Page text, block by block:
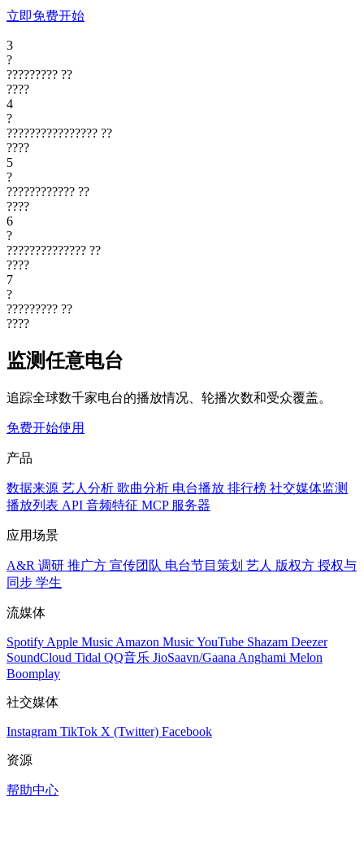
立即免费开始
3
?
????????? ??
????
4
?
???????????????? ??
????
5
?
???????????? ??
????
6
?
?????????????? ??
????
7
?
????????? ??
????
监测任意电台
追踪全球数千家电台的播放情况、轮播次数和受众覆盖。
免费开始使用
产品
数据来源 艺人分析 歌曲分析 电台播放 排行榜 社交媒体监测
播放列表 API 音频特征 MCP 服务器
应用场景
A&R 调研 推广方 宣传团队 电台节目策划 艺人 版权方 授权与
同步 学生
流媒体
Spotify Apple Music Amazon MusicYouTube Shazam Deezer
SoundCloud Tidal QQ音乐 JioSaavn/Gaana Anghami Melon
Boomplay
社交媒体
Instagram TikTok X (Twitter) Facebook
资源
帮助中心